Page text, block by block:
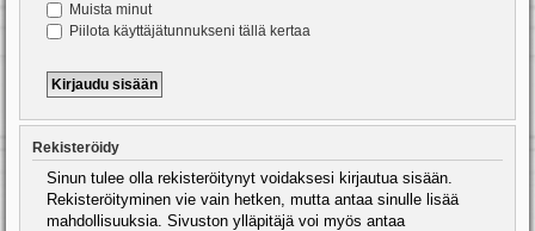
Muista minut
Piilota käyttäjätunnukseni tällä kertaa
Rekisteröidy
Sinun tulee olla rekisteröitynyt voidaksesi kirjautua sisään.
Rekisteröityminen vie vain hetken, mutta antaa sinulle lisää
mahdollisuuksia. Sivuston ylläpitäjä voi myös antaa